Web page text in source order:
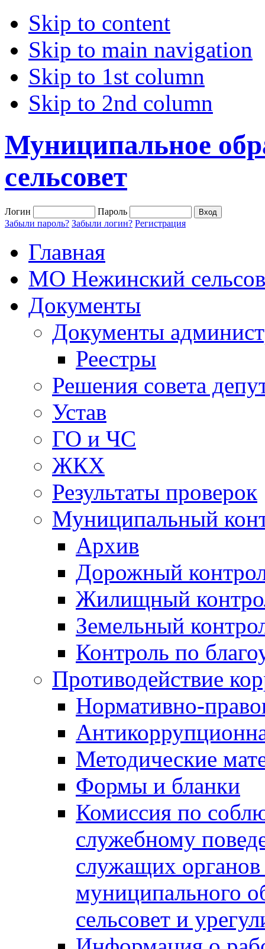
Skip to content
Skip to main navigation
Skip to 1st column
Skip to 2nd column
Муниципальное
сельсовет
Логин
Пароль
Забыли пароль? Забыли логин? Регистрация
Главная
МО Нежинский
Документы
Документы
Реестры
Решения совета
Устав
ГО и ЧС
ЖКХ
Результаты проверок
Муниципальный
Архив
Дорожный
Жилищный
Земельный
Контроль по
Противодействие
Нормативно-
Методические
Формы и бланки
Комиссия по
служебному
служащих органов
муниципального
сельсовет и